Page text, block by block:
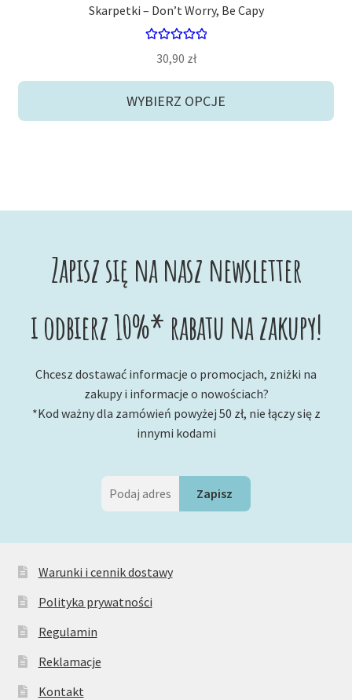
Skarpetki – Don’t Worry, Be Capy
5.00
30,90 zł
WYBIERZ OPCJE
Zapisz się na nasz newsletter
i odbierz 10%* rabatu na zakupy!
Chcesz dostawać informacje o promocjach, zniżki na
zakupy i informacje o nowościach?
*Kod ważny dla zamówień powyżej 50 zł, nie łączy się z
innymi kodami
Warunki i cennik dostawy
Polityka prywatności
Regulamin
Reklamacje
Kontakt